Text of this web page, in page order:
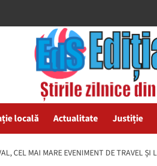
locală Actualitate Justiție
CEL MAI MARE EVENIMENT DE TRAVEL